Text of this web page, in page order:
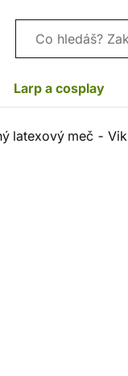
Vyhledávání
Larp a cosplay
latexový meč -